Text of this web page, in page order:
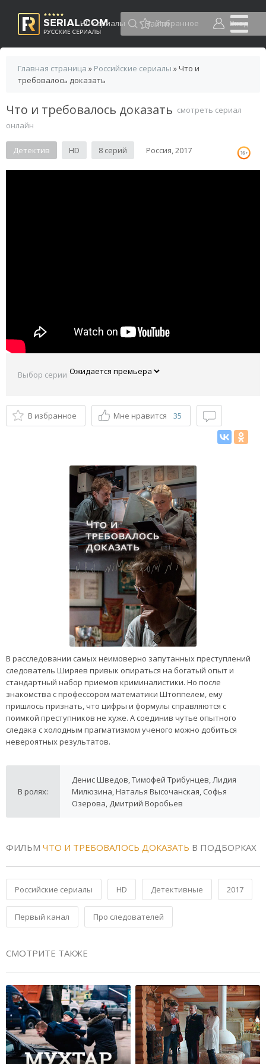
HD сериалы Избранное Вход
Главная страница » Российские сериалы » Что и
требовалось доказать
Что и требовалось доказать смотреть сериал
онлайн
Детектив HD 8 серий Россия, 2017
Выбор серии
В избранное Мне нравится 35
В расследовании самых неимоверно запутанных преступлений
следователь Ширяев привык опираться на богатый опыт и
стандартный набор приемов криминалистики. Но после
знакомства с профессором математики Штоппелем, ему
пришлось признать, что цифры и формулы справляются с
поимкой преступников не хуже. А соединив чутье опытного
следака с холодным прагматизмом ученого можно добиться
невероятных результатов.
В ролях:
Денис Шведов, Тимофей Трибунцев, Лидия
Милюзина, Наталья Высочанская, Софья
Озерова, Дмитрий Воробьев
ФИЛЬМ ЧТО И ТРЕБОВАЛОСЬ ДОКАЗАТЬ В ПОДБОРКАХ
Российские сериалы HD Детективные 2017
Первый канал Про следователей
СМОТРИТЕ ТАКЖЕ